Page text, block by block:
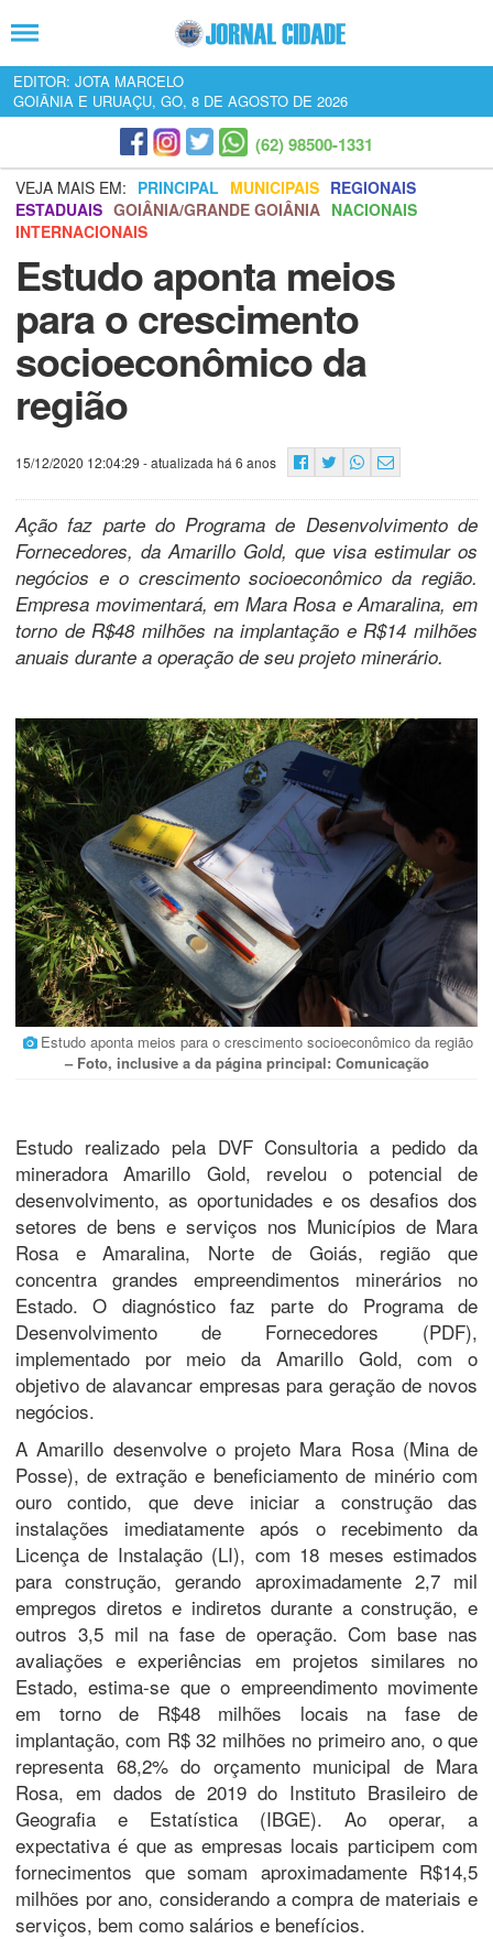
EDITOR: JOTA MARCELO
GOIÂNIA E URUAÇU, GO, 8 DE AGOSTO DE 2026
(62) 98500-1331
VEJA MAIS EM: PRINCIPAL MUNICIPAIS REGIONAIS
ESTADUAIS GOIÂNIA/GRANDE GOIÂNIA NACIONAIS
INTERNACIONAIS
Estudo aponta meios
para o crescimento
socioeconômico da
região
15/12/2020 12:04:29 - atualizada há 6 anos
Ação faz parte do Programa de Desenvolvimento de
Fornecedores, da Amarillo Gold, que visa estimular os
negócios e o crescimento socioeconômico da região.
Empresa movimentará, em Mara Rosa e Amaralina, em
torno de R$48 milhões na implantação e R$14 milhões
anuais durante a operação de seu projeto minerário.
Estudo aponta meios para o crescimento socioeconômico da região
– Foto, inclusive a da página principal: Comunicação
Estudo realizado pela DVF Consultoria a pedido da
mineradora Amarillo Gold, revelou o potencial de
desenvolvimento, as oportunidades e os desafios dos
setores de bens e serviços nos Municípios de Mara
Rosa e Amaralina, Norte de Goiás, região que
concentra grandes empreendimentos minerários no
Estado. O diagnóstico faz parte do Programa de
Desenvolvimento de Fornecedores (PDF),
implementado por meio da Amarillo Gold, com o
objetivo de alavancar empresas para geração de novos
negócios.
A Amarillo desenvolve o projeto Mara Rosa (Mina de
Posse), de extração e beneficiamento de minério com
ouro contido, que deve iniciar a construção das
instalações imediatamente após o recebimento da
Licença de Instalação (LI), com 18 meses estimados
para construção, gerando aproximadamente 2,7 mil
empregos diretos e indiretos durante a construção, e
outros 3,5 mil na fase de operação. Com base nas
avaliações e experiências em projetos similares no
Estado, estima-se que o empreendimento movimente
em torno de R$48 milhões locais na fase de
implantação, com R$ 32 milhões no primeiro ano, o que
representa 68,2% do orçamento municipal de Mara
Rosa, em dados de 2019 do Instituto Brasileiro de
Geografia e Estatística (IBGE). Ao operar, a
expectativa é que as empresas locais participem com
fornecimentos que somam aproximadamente R$14,5
milhões por ano, considerando a compra de materiais e
serviços, bem como salários e benefícios.